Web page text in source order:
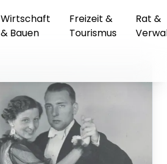
Wirtschaft
& Bauen
Freizeit &
Tourismus
Rat &